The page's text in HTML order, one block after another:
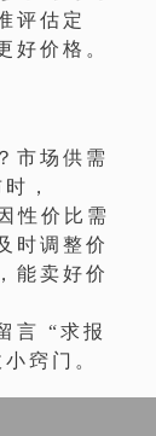
评估定
好价格。
市场供需
，
性价比需
时调整价
能卖好价
言 “求报
窍门。